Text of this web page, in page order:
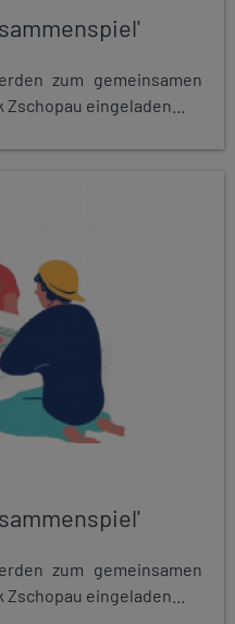
zum gemeinsamen
eingeladen...
zum gemeinsamen
eingeladen...